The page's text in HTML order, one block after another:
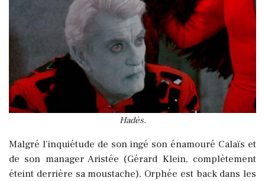
Hadès.
Malgré l’inquiétude de son ingé son énamouré Calaïs et
de son manager Aristée (Gérard Klein, complètement
éteint derrière sa moustache), Orphée est back dans les